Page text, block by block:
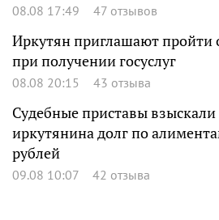
08.08 17:49 47 отзывов
Иркутян приглашают пройти
при получении госуслуг
08.08 20:15 43 отзыва
Судебные приставы взыскали
иркутянина долг по
рублей
09.08 10:07 42 отзыва